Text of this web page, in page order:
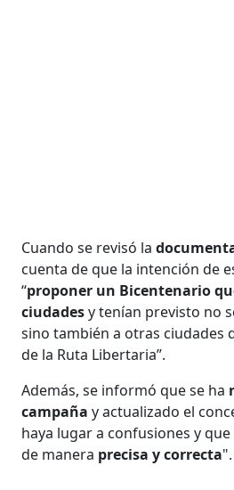
Cuando se revisó la
cuenta de que la intención de
“proponer un Bicentenario
ciudadesy tenían previsto no
sino también a otras ciudades
de la Ruta Libertaria”.
Además, se informó que se ha
campaña y actualizado el
haya lugar a confusiones y
de manera precisa y correcta".